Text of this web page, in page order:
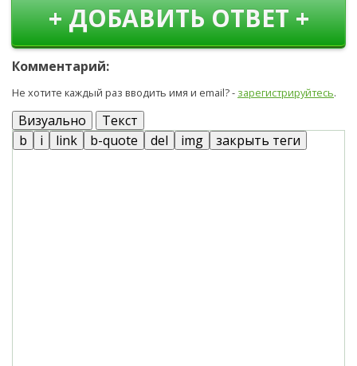
+ ДОБАВИТЬ ОТВЕТ +
Комментарий:
Не хотите каждый раз вводить имя и email? - зарегистрируйтесь.
Визуально Текст